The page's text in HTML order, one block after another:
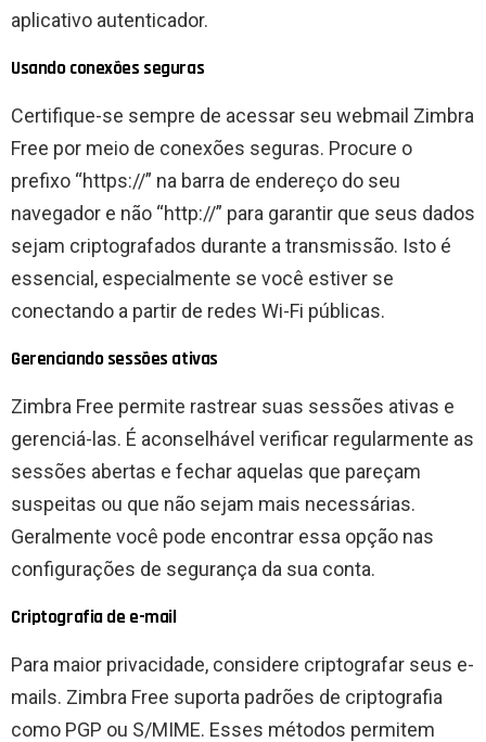
aplicativo autenticador.
Usando conexões seguras
Certifique-se sempre de acessar seu webmail Zimbra
Free por meio de conexões seguras. Procure o
prefixo “https://” na barra de endereço do seu
navegador e não “http://” para garantir que seus dados
sejam criptografados durante a transmissão. Isto é
essencial, especialmente se você estiver se
conectando a partir de redes Wi-Fi públicas.
Gerenciando sessões ativas
Zimbra Free permite rastrear suas sessões ativas e
gerenciá-las. É aconselhável verificar regularmente as
sessões abertas e fechar aquelas que pareçam
suspeitas ou que não sejam mais necessárias.
Geralmente você pode encontrar essa opção nas
configurações de segurança da sua conta.
Criptografia de e-mail
Para maior privacidade, considere criptografar seus e-
mails. Zimbra Free suporta padrões de criptografia
como PGP ou S/MIME. Esses métodos permitem